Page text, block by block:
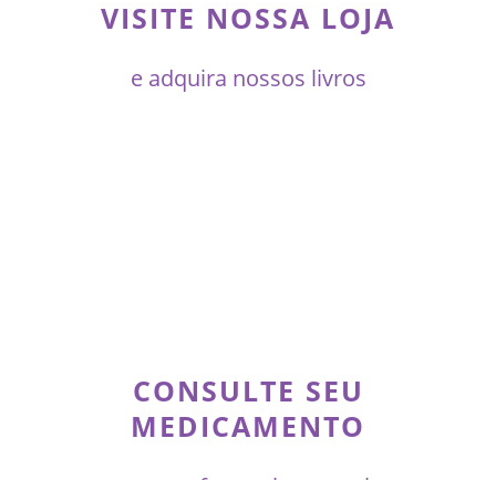
VISITE NOSSA LOJA
e adquira nossos livros
CONSULTE SEU
MEDICAMENTO